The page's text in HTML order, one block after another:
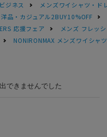
ジネス
メンズワイシャツ・ド
洋品・カジュアル2BUY10%OFF
応援フェア
メンズ フレッ
NONIRONMAX メンズワイシャ